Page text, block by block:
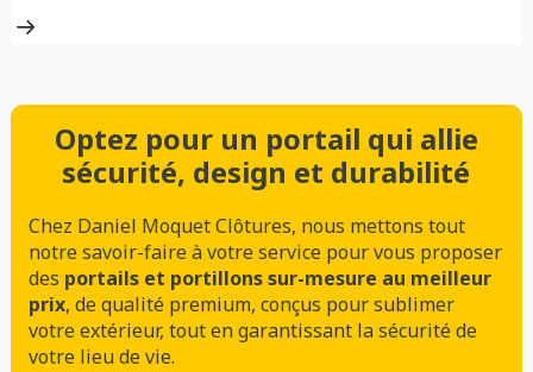
Optez pour un portail qui allie
sécurité, design et durabilité
Chez Daniel Moquet Clôtures, nous mettons tout
notre savoir-faire à votre service pour vous proposer
des portails et portillons sur-mesure au meilleur
prix, de qualité premium, conçus pour sublimer
votre extérieur, tout en garantissant la sécurité de
votre lieu de vie.